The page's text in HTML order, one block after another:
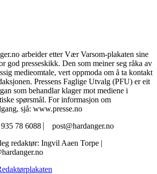
arbeider etter Vær Varsom-plakaten sine
god presseskikk. Den som meiner seg råka av
medieomtale, vert oppmoda om å ta kontakt
Pressens Faglige Utvalg (PFU) er eit
som behandlar klager mot mediene i
spørsmål. For informasjon om
sjå: www.presse.no
78 6088 ⎸ post@hardanger.no
redaktør: Ingvil Aaen Torpe |